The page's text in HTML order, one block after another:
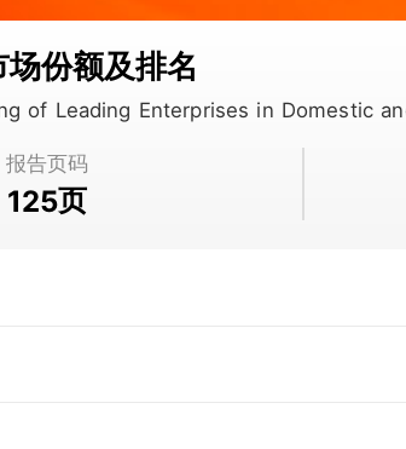
份额及排名
Leading Enterprises in Domestic
报告页码
125页